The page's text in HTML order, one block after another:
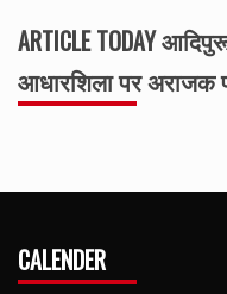
ARTICLE TODAY
आधारशिला पर अराजक
CALENDER